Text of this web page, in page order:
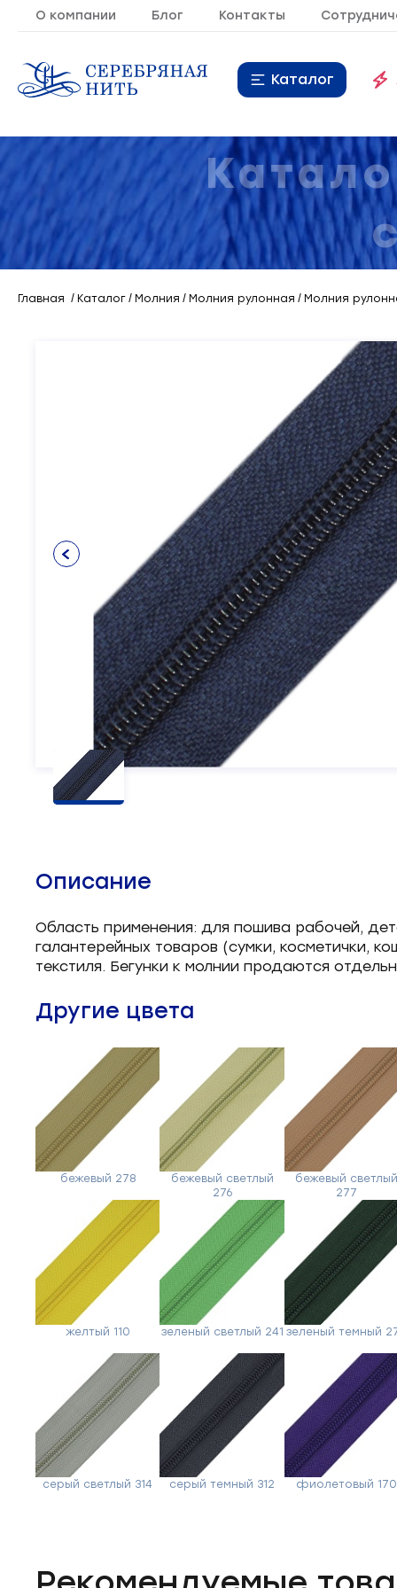
О компании Блог Контакты
Каталог
Молния 9
Резинка 10
Кант
Лента 20
12
5
Клеевые и прокладочные
5
Косая бейка 3
Кружево 6
Шнуры 4
Прикладные материалы
Ткань подкладочная
Товары для маркировки
Утеплители и наполнители
оборудования
Запчасти: иглы 3
Нетканые материалы
Установочное оборудование
Главная Каталог Молния Молния рулонная Молния
Описание
Область применения: для пошива рабочей,
галантерейных товаров (сумки, косметички,
текстиля. Бегунки к молнии продаются
Другие цвета
бежевый 278
бежевый светлый
276
бежевый светлый
277
желтый 110 зеленый светлый 241 зеленый темный
серый светлый 314 серый темный 312 фиолетовый 170